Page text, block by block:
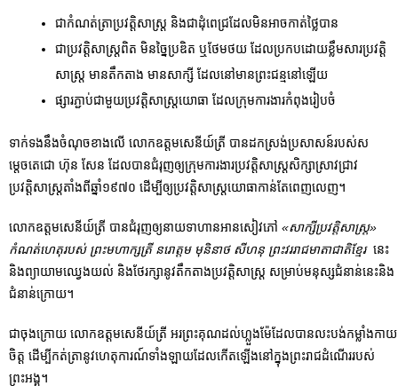
ជាកំណត់ត្រាប្រវត្តិសាស្រ្ត និងជាដុំពេជ្រដែលមិនអាចកាត់ថ្លៃបាន
ជាប្រវត្តិសាស្រ្តពិត មិនច្នៃប្រឌិត ឬថែមថយ ដែលប្រកបដោយខ្លឹមសារប្រវត្តិ
សាស្រ្ត មានតឹកតាង មានសាក្សី ដែលនៅមានព្រះជន្មនៅឡើយ
ផ្សារភ្ជាប់ជាមួយប្រវត្តិសាស្រ្តយោធា ដែលក្រុមការងារកំពុងរៀបចំ
ទាក់ទងនឹងចំណុចខាងលើ លោកឧត្តមសេនីយ៍ត្រី បានដកស្រង់ប្រសាសន៍របស់ស
ម្តេចតេជោ ហ៊ុន សែន ដែលបានជំរុញឲ្យក្រុមការងារប្រវត្តិសាស្រ្តសិក្សាស្រាវជ្រាវ
ប្រវតិ្តសាស្រ្តតាំងពីឆ្នាំ១៩៧០ ដើម្បីឲ្យប្រវត្តិសាស្រ្តយោធាកាន់តែពេញលេញ។
លោកឧត្តមសេនីយ៍ត្រី បានជំរុញឲ្យនាយទាហានអានសៀវភៅ «សាក្សីប្រវត្តិសាស្រ្ត»
កំណត់ហេតុរបស់ ព្រះមហាក្សត្រី នរោត្តម មុនិនាថ សីហនុ ព្រះវររាជមាតាជាតិខ្មែរនេះ
និងព្យាយាមឈ្វេងយល់ និងថែរក្សានូវតឹកតាងប្រវត្តិសាស្រ្ត សម្រាប់មនុស្សជំនាន់នេះនិង
ជំនាន់ក្រោយ។
ជាចុងក្រោយ លោកឧត្តមសេនីយ៍ត្រី អរព្រះគុណដល់ហ្លួងម៉ែដែលបានលះបង់កម្លាំងកាយ
ចិត្ត ដើម្បីកត់ត្រានូវហេតុការណ៍ទាំងឡាយដែលកើតឡើងនៅក្នុងព្រះរាជដំណើររបស់
ព្រះអង្គ។